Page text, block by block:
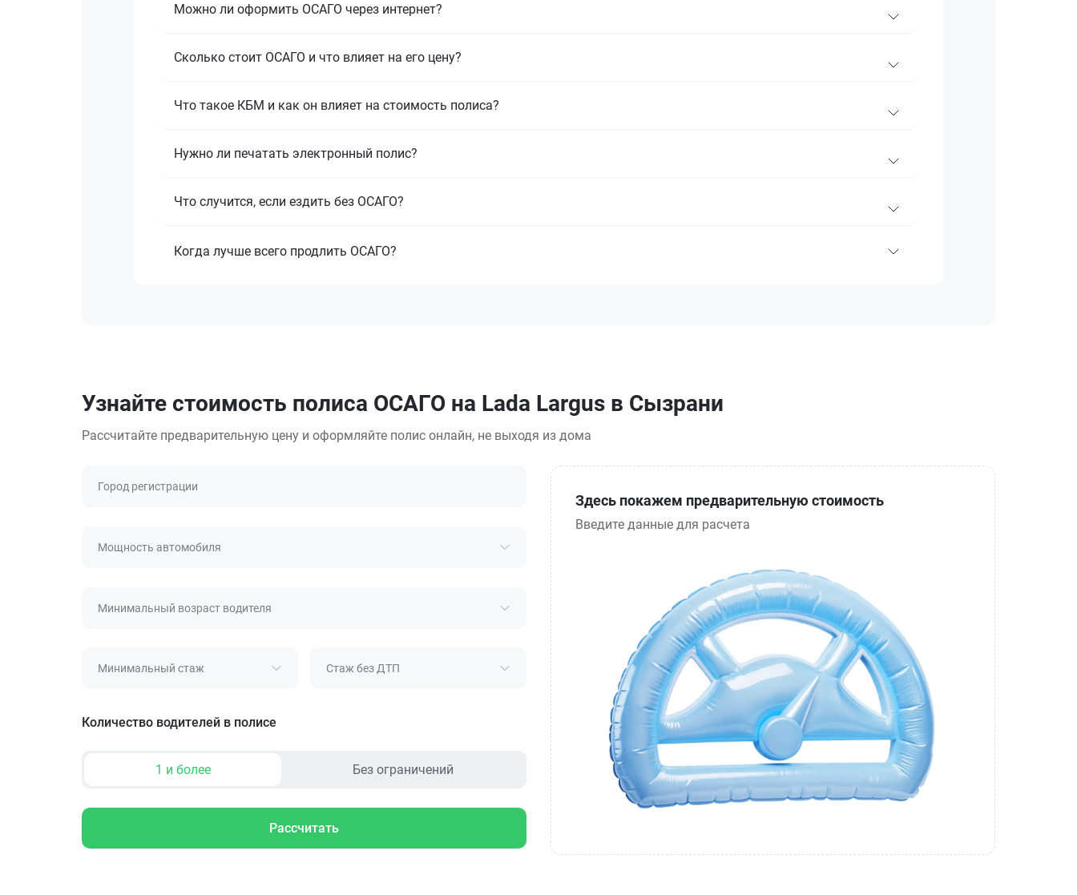
Можно ли оформить ОСАГО через интернет?
Сколько стоит ОСАГО и что влияет на его цену?
Что такое КБМ и как он влияет на стоимость полиса?
Нужно ли печатать электронный полис?
Что случится, если ездить без ОСАГО?
Когда лучше всего продлить ОСАГО?
Узнайте стоимость полиса ОСАГО на Lada Largus в Сызрани
Рассчитайте предварительную цену и оформляйте полис онлайн, не выходя из дома
Город регистрации
Мощность автомобиля
Минимальный возраст водителя
Минимальный стаж Стаж без ДТП
Количество водителей в полисе
1 и более Без ограничений
Рассчитать
Здесь покажем предварительную стоимость
Введите данные для расчета